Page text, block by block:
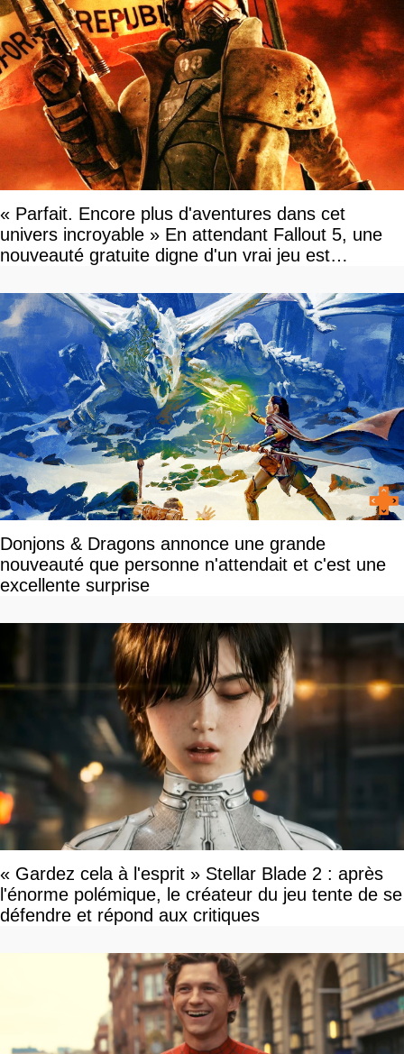
« Parfait. Encore plus d'aventures dans cet
univers incroyable » En attendant Fallout 5, une
nouveauté gratuite digne d'un vrai jeu est
Donjons & Dragons annonce une grande
nouveauté que personne n'attendait et c'est une
excellente surprise
« Gardez cela à l'esprit » Stellar Blade 2 : après
l'énorme polémique, le créateur du jeu tente de se
défendre et répond aux critiques